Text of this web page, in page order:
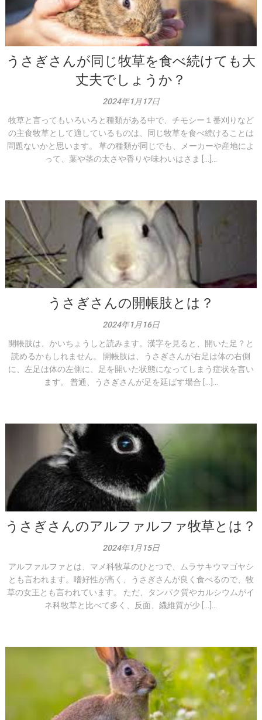
うさぎさんが同じ牧草を食べ続けても大
丈夫でしょうか？
2024年1月17日
牧草と言ってもいろいろと種類がある中で、チモシー１番刈りなど
の主食牧草として適しているものは、同じ牧草を食べ続けることは
問題ないかと思います。 草の種類が同じでも、メーカーや産地によ
って、葉や茎の太さや香りや味わいはさま […]...
うさぎさんの開帳肢とは？
2024年1月16日
開帳肢は、かいちょうしと読みます。漢字を見ると、開いた足？と
読めるかもしれません。 開帳肢は、うさぎさんが右足は体の右側
に、左足は体の左側に、足を開いた状態になってしまう症状を言い
ます。 普通、うさぎさんが足を延ばす場合 […]...
うさぎさんのアルファルファ牧草とは？
2024年1月15日
アルファルファとは、マメ科牧草のひとつで、ムラサキウマゴヤシ
とも言われます。嗜好性が高く、うさぎさんが良く食べるので、牧
草の女王とも言われています。 ただ、タンパク質やカルシウムがイ
ネ科牧草と比べて多く、反面、繊維質が少 […]...